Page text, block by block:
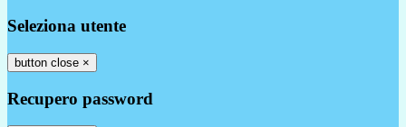
Seleziona utente
button close ×
Recupero password